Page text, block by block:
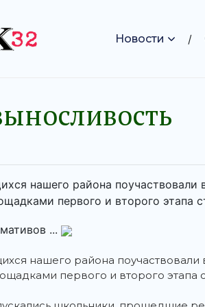
Новости
нашего района поучаствовали
первого и второго этапа
...
нашего района
первого и второго